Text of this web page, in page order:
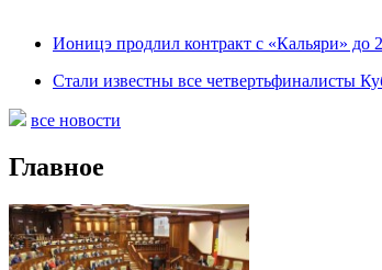
Ионицэ продлил контракт с «Кальяри» до
Стали известны все четвертьфиналисты
все новости
Главное